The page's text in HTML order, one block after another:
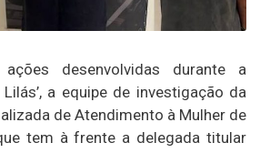
desenvolvidas durante a
Lilás’, a equipe de investigação da
de Atendimento à Mulher de
tem à frente a delegada titular